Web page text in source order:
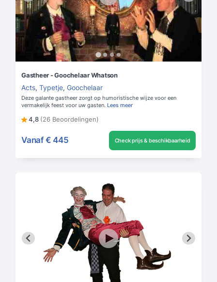
Gastheer - Goochelaar Whatson
Acts, Typetje, Goochelaar
Deze galante gastheer zorgt op humoristische wijze voor een
vermakelijk feest voor uw gasten. Lees meer
4,8 (26 Beoordelingen)
Vanaf € 445 Check prijs & beschikbaarheid